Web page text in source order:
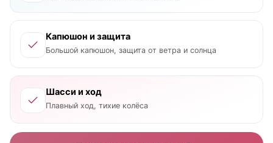
Капюшон и защита
Большой капюшон, защита от ветра и солнца
Шасси и ход
Плавный ход, тихие колёса